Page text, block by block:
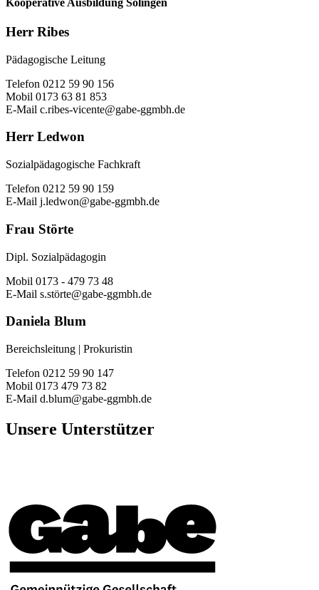
Herr Ribes
Pädagogische Leitung
Telefon 0212 59 90 156
Mobil 0173 63 81 853
E-Mail c.ribes-vicente@gabe-ggmbh.de
Herr Ledwon
Sozialpädagogische Fachkraft
Telefon 0212 59 90 159
E-Mail j.ledwon@gabe-ggmbh.de
Frau Störte
Dipl. Sozialpädagogin
Mobil 0173 - 479 73 48
E-Mail s.störte@gabe-ggmbh.de
Daniela Blum
Bereichsleitung | Prokuristin
Telefon 0212 59 90 147
Mobil 0173 479 73 82
E-Mail d.blum@gabe-ggmbh.de
Unsere Unterstützer